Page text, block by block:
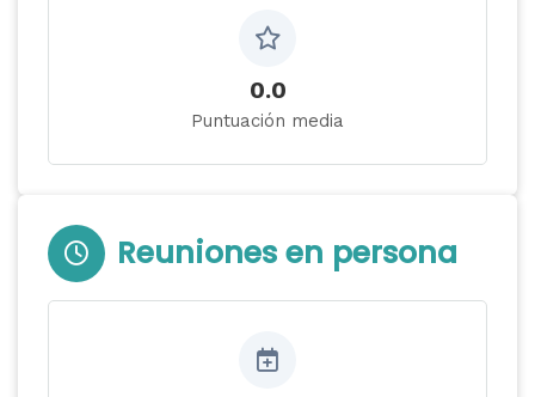
0.0
Puntuación media
Reuniones en persona